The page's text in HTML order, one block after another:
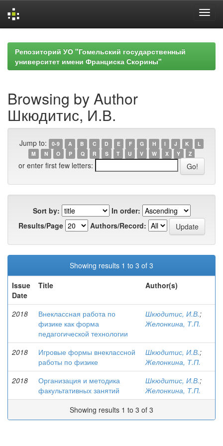
navigationРепозиторий УО "Гомельский государственный
университет имени Франциска Скорины"
Browsing by Author
Шкюдитис, И.В.
Jump to: 0-9 A B C D E F G H I J K
L
M
N O P Q R S T U V W X Y Z
or enter first few letters:
Sort by:
In order:
Results/Page
Authors/Record:
Showing results 1 to 3 of 3
Issue
Date
Title Author(s)
2018
Внеклассная работа по
физике как форма
педагогической технологии
Шкюдитис, И.В.;
Желонкина, Т.П.
2018
Игровые формы внеклассной
работы по физике
Шкюдитис, И.В.;
Желонкина, Т.П.
2018
Организация и методика
факультативных занятий
Шкюдитис, И.В.;
Желонкина, Т.П.
Showing results 1 to 3 of 3